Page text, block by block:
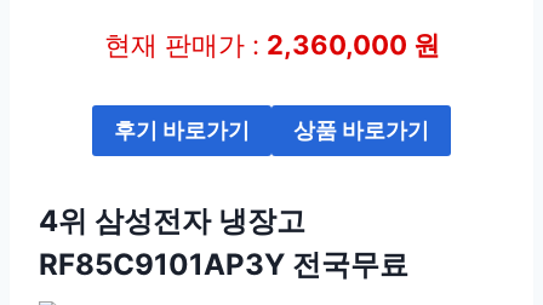
현재 판매가 : 2,360,000 원
후기 바로가기 상품 바로가기
4위 삼성전자 냉장고
RF85C9101AP3Y 전국무료